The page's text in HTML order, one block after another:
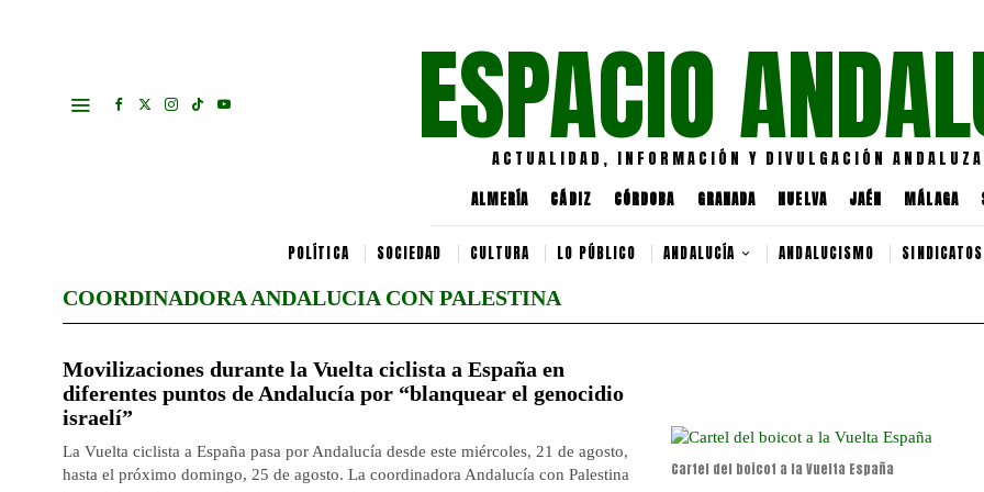
ESPACIO
ACTUALIDAD, INFORMACIÓN Y DIVULGACIÓN ANDALUZA
ALMERÍA CÁDIZ CÓRDOBA GRANADA HUELVA JAÉN MÁLAGA
POLÍTICA SOCIEDAD CULTURA LO PÚBLICO ANDALUCÍA ANDALUCISMO SINDICATOS
COORDINADORA ANDALUCIA CON PALESTINA
Cartel del boicot a la Vuelta España
Movilizaciones durante la Vuelta ciclista a España en
diferentes puntos de Andalucía por “blanquear el genocidio
israelí”
La Vuelta ciclista a España pasa por Andalucía desde este miércoles, 21 de agosto,
hasta el próximo domingo, 25 de agosto. La coordinadora Andalucía con Palestina